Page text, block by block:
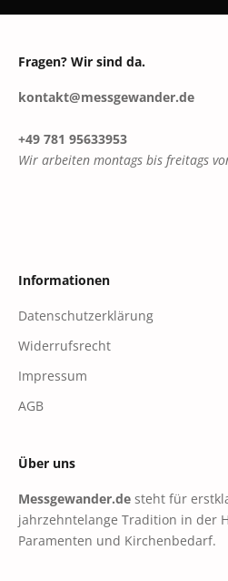
Fragen? Wir sind da.
kontakt@messgewander.de
+49 781 95633953
Wir arbeiten montags bis freitags
Informationen
Datenschutzerklärung
Widerrufsrecht
Impressum
AGB
Über uns
Messgewander.de steht für
jahrzehntelange Tradition in der
Paramenten und Kirchenbedarf.